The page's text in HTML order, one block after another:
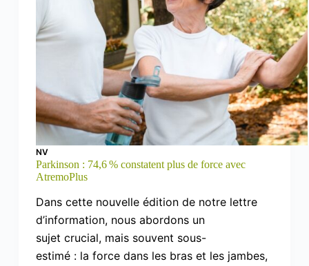
NV
Parkinson : 74,6 % constatent plus de force avec
AtremoPlus
Dans cette nouvelle édition de notre lettre
d’information, nous abordons un
sujet crucial, mais souvent sous-
estimé : la force dans les bras et les jambes,